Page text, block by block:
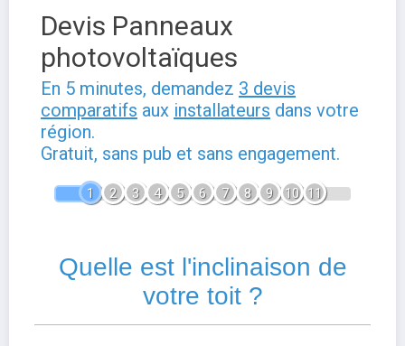
Devis Panneaux
photovoltaïques
En 5 minutes, demandez 3 devis
comparatifs aux installateurs dans votre
région.
Gratuit, sans pub et sans engagement.
1 2 3 4 5 6 7 8 9 10 11
Quelle est l'inclinaison de
votre toit ?